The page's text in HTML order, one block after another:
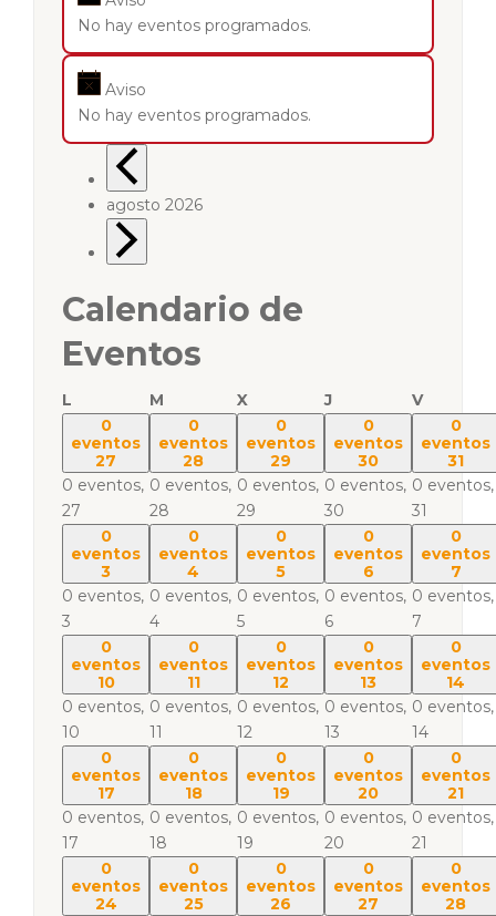
No hay eventos programados.
Aviso
No hay eventos programados.
agosto 2026
Calendario de
Eventos
L M X J
V
0
eventos
27
0 eventos,
27
0
eventos
28
0 eventos,
28
0
eventos
29
0 eventos,
29
0
eventos
30
0 eventos,
30
0
eventos
31
0 eventos,
31
0
eventos
3
0 eventos,
3
0
eventos
4
0 eventos,
4
0
eventos
5
0 eventos,
5
0
eventos
6
0 eventos,
6
0
eventos
7
0 eventos,
7
0
eventos
10
0 eventos,
10
0
eventos
11
0 eventos,
11
0
eventos
12
0 eventos,
12
0
eventos
13
0 eventos,
13
0
eventos
14
0 eventos,
14
0
eventos
17
0 eventos,
17
0
eventos
18
0 eventos,
18
0
eventos
19
0 eventos,
19
0
eventos
20
0 eventos,
20
0
eventos
21
0 eventos,
21
0
eventos
24
0
eventos
25
0
eventos
26
0
eventos
27
0
eventos
28